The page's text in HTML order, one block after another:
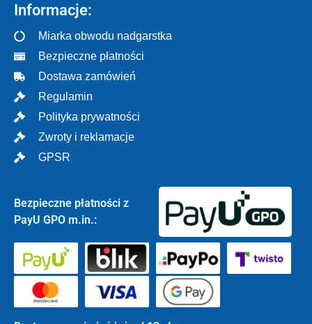
Informacje:
Miarka obwodu nadgarstka
Bezpieczne płatności
Dostawa zamówień
Regulamin
Polityka prywatności
Zwroty i reklamacje
GPSR
Bezpieczne płatności z
PayU GPO m.in.: